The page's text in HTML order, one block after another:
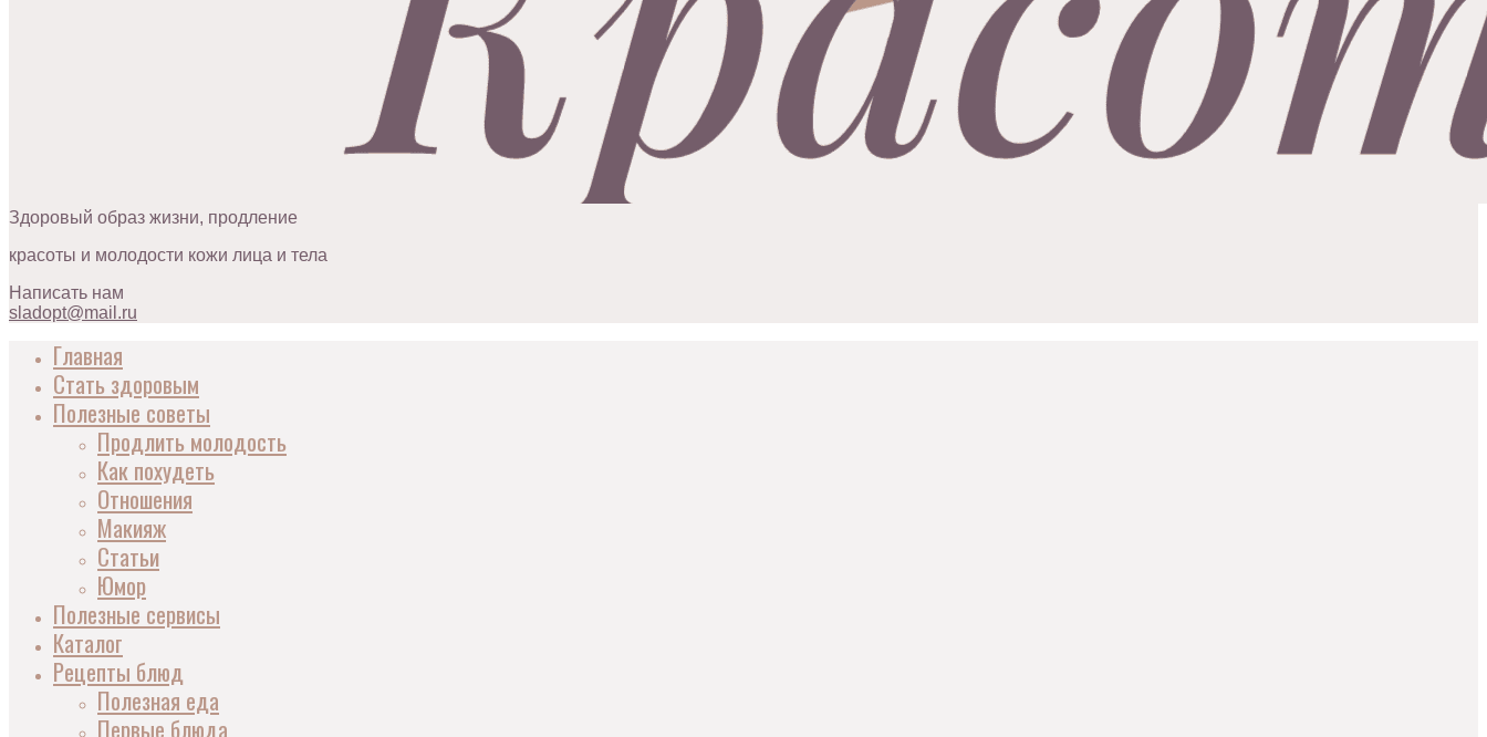
Здоровый образ жизни, продление
красоты и молодости кожи лица и тела
Написать нам
sladopt@mail.ru
Главная
Стать здоровым
Полезные советы
Продлить молодость
Как похудеть
Отношения
Макияж
Статьи
Юмор
Полезные сервисы
Каталог
Рецепты блюд
Полезная еда
Первые блюда